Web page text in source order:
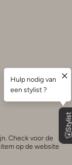
Check voor de
op de website